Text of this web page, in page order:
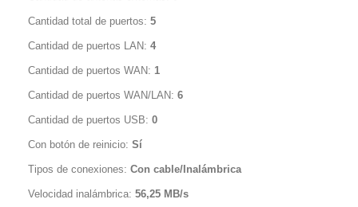
Cantidad total de puertos: 5
Cantidad de puertos LAN: 4
Cantidad de puertos WAN: 1
Cantidad de puertos WAN/LAN: 6
Cantidad de puertos USB: 0
Con botón de reinicio: Sí
Tipos de conexiones: Con cable/Inalámbrica
Velocidad inalámbrica: 56,25 MB/s